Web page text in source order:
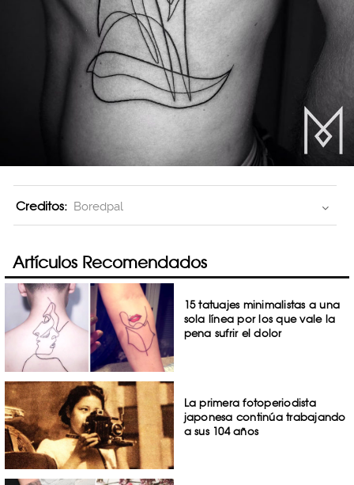
Creditos: Boredpal
Artículos Recomendados
15 tatuajes minimalistas a una
sola línea por los que vale la
pena sufrir el dolor
La primera fotoperiodista
japonesa continúa trabajando
a sus 104 años